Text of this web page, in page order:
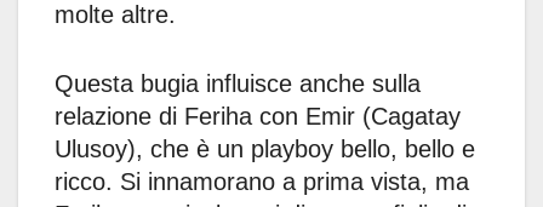
molte altre.
Questa bugia influisce anche sulla
relazione di Feriha con Emir (Cagatay
Ulusoy), che è un playboy bello, bello e
ricco. Si innamorano a prima vista, ma